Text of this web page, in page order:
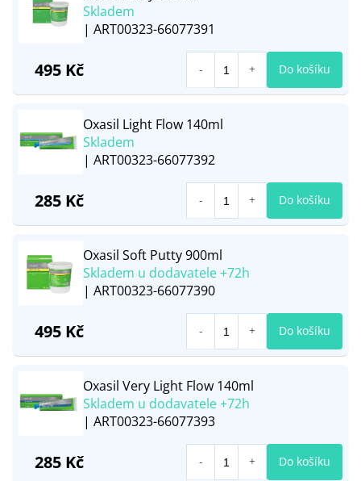
Skladem
| ART00323-66077391
495 Kč Do košíku
Oxasil Light Flow 140ml
Skladem
| ART00323-66077392
285 Kč Do košíku
Oxasil Soft Putty 900ml
Skladem u dodavatele +72h
| ART00323-66077390
495 Kč Do košíku
Oxasil Very Light Flow 140ml
Skladem u dodavatele +72h
| ART00323-66077393
285 Kč Do košíku